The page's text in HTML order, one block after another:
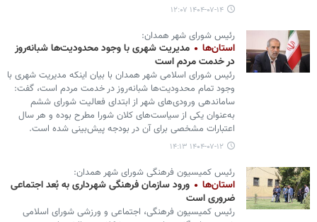
۱۴۰۴-۰۷-۱۴ ۱۲:۰۷
رئیس شورای شهر همدان:
استان‌ها
مدیریت شهری با وجود محدودیت‌ها شبانه‌روز
در خدمت مردم است
رئیس شورای اسلامی شهر همدان با بیان اینکه مدیریت شهری با
وجود تمام محدودیت‌ها شبانه‌روز در خدمت مردم است، گفت:
ساماندهی ورودی‌های شهر از ابتدای فعالیت شورای ششم
به‌عنوان یکی از سیاست‌های کلان شورا مطرح بوده و هر سال
اعتبارات مشخصی برای آن در بودجه پیش‌بینی شده است.
۱۴۰۴-۰۷-۱۲ ۱۴:۱۳
رئیس کمیسیون فرهنگی شورای شهر همدان:
استان‌ها
ورود سازمان فرهنگی شهرداری به بُعد اجتماعی
ضروری است
رئیس کمیسیون فرهنگی، اجتماعی و ورزشی شورای اسلامی